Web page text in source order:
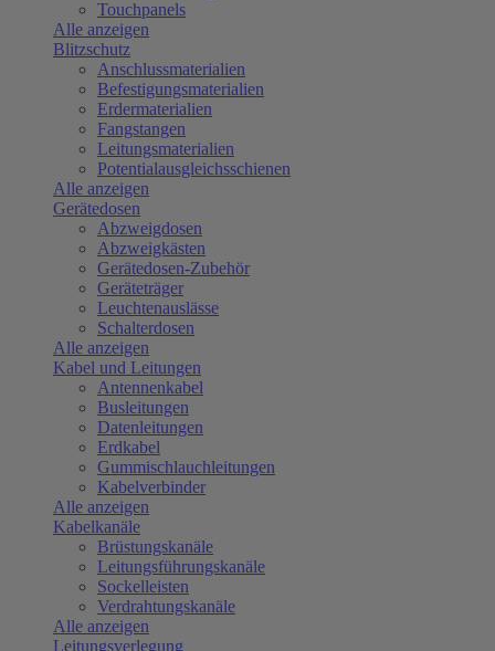
Touchpanels
Alle anzeigen
Blitzschutz
Anschlussmaterialien
Befestigungsmaterialien
Erdermaterialien
Fangstangen
Leitungsmaterialien
Potentialausgleichsschienen
Alle anzeigen
Gerätedosen
Abzweigdosen
Abzweigkästen
Gerätedosen-Zubehör
Geräteträger
Leuchtenauslässe
Schalterdosen
Alle anzeigen
Kabel und Leitungen
Antennenkabel
Busleitungen
Datenleitungen
Erdkabel
Gummischlauchleitungen
Kabelverbinder
Alle anzeigen
Kabelkanäle
Brüstungskanäle
Leitungsführungskanäle
Sockelleisten
Verdrahtungskanäle
Alle anzeigen
Leitungsverlegung